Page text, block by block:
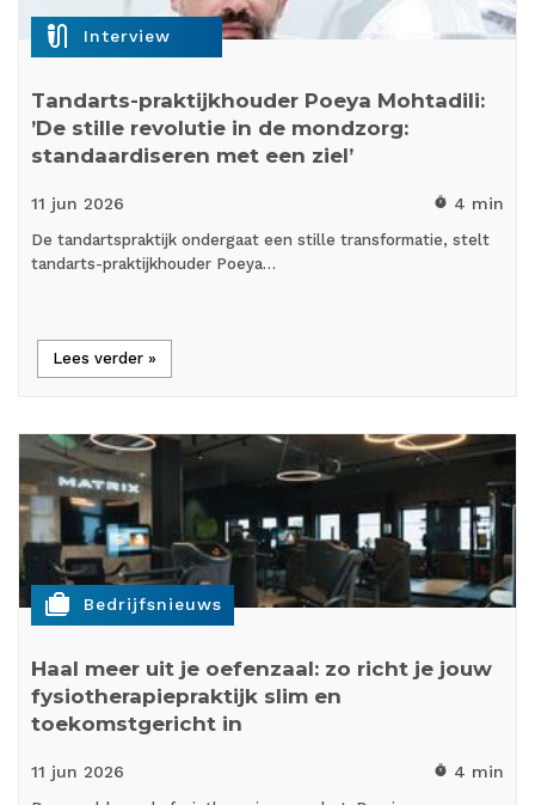
mic_external_on Interview
Tandarts-praktijkhouder Poeya Mohtadili:
’De stille revolutie in de mondzorg:
standaardiseren met een ziel’
11 jun 2026 timer 4 min
De tandartspraktijk ondergaat een stille transformatie, stelt
tandarts-praktijkhouder Poeya…
Lees verder »
cases Bedrijfsnieuws
Haal meer uit je oefenzaal: zo richt je jouw
fysiotherapiepraktijk slim en
toekomstgericht in
11 jun 2026 timer 4 min